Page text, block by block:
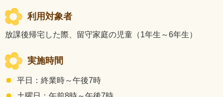
利用対象者
放課後帰宅した際、留守家庭の児童（1年生～6年生）
実施時間
平日：終業時～午後7時